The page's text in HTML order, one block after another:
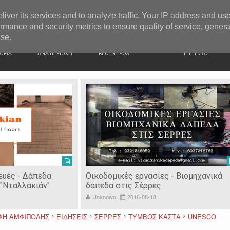
ΑΝΑ ΠΕΡΙΟΧΗ RECENT POST Η ΓΗ ΜΑΣ
- Δάπεδα
Οικοδομικές εργασίες - Βιομηχανικά
δάπεδα στις Σέρρες
Unknown 2016-08-18
ΑΜΦΙΠΟΛΗΣ ΕΙΔΗΣΕΙΣ ΣΕΡΡΕΣ ΤΥΜΒΟΣ ΚΑΣΤΑ UNESCO
its services and to analyze traffic. Your IP address and
and security metrics to ensure quality of service,